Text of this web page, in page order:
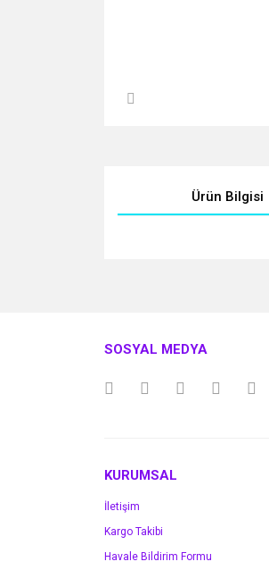
Ürün Bilgisi
Ürün açıklamasında
SOSYAL MEDYA
KURUMSAL
İletişim
Kargo Takibi
Havale Bildirim Formu